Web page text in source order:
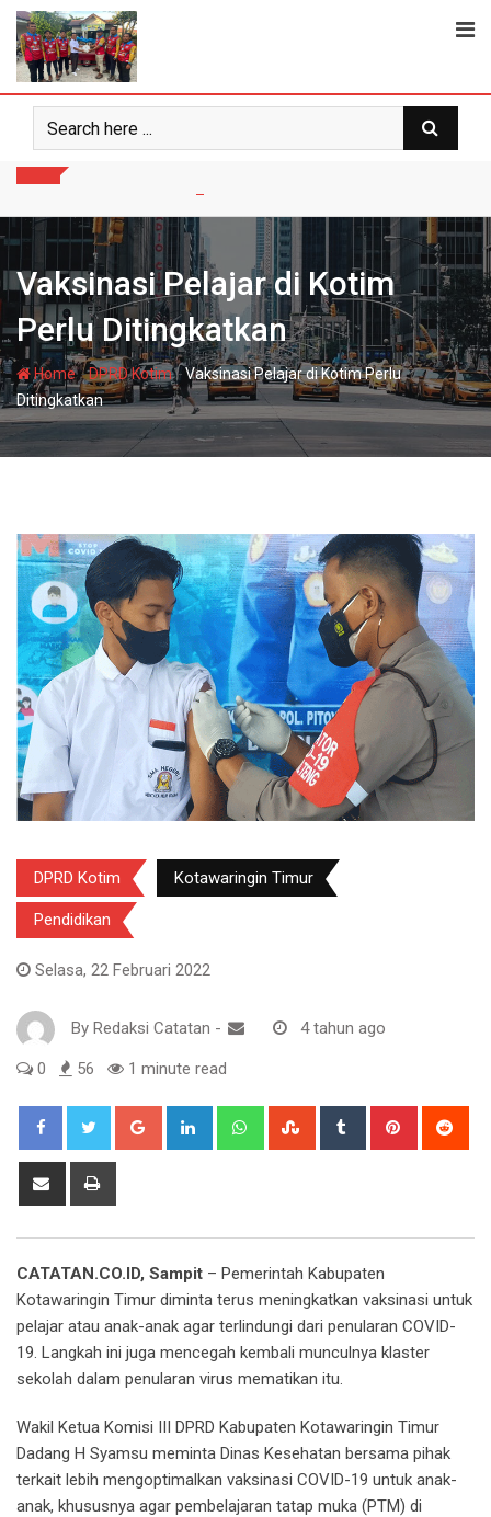
Skip
content
Vaksinasi Pelajar di Kotim
Perlu Ditingkatkan
Home-DPRD Kotim-Vaksinasi Pelajar di Kotim Perlu
Ditingkatkan
DPRD Kotim Kotawaringin Timur
Pendidikan
Selasa, 22 Februari 2022
By Redaksi Catatan - 4 tahun ago
0 56 1 minute read
Google+ LinkedIn WhatsappStumbleUpon
Tumblr Pinterest
Share
CATATAN.CO.ID, Sampit – Pemerintah Kabupaten
Kotawaringin Timur diminta terus meningkatkan vaksinasi untuk
pelajar atau anak-anak agar terlindungi dari penularan COVID-
19. Langkah ini juga mencegah kembali munculnya klaster
sekolah dalam penularan virus mematikan itu.
Wakil Ketua Komisi III DPRD Kabupaten Kotawaringin Timur
Dadang H Syamsu meminta Dinas Kesehatan bersama pihak
terkait lebih mengoptimalkan vaksinasi COVID-19 untuk anak-
anak, khususnya agar pembelajaran tatap muka (PTM) di